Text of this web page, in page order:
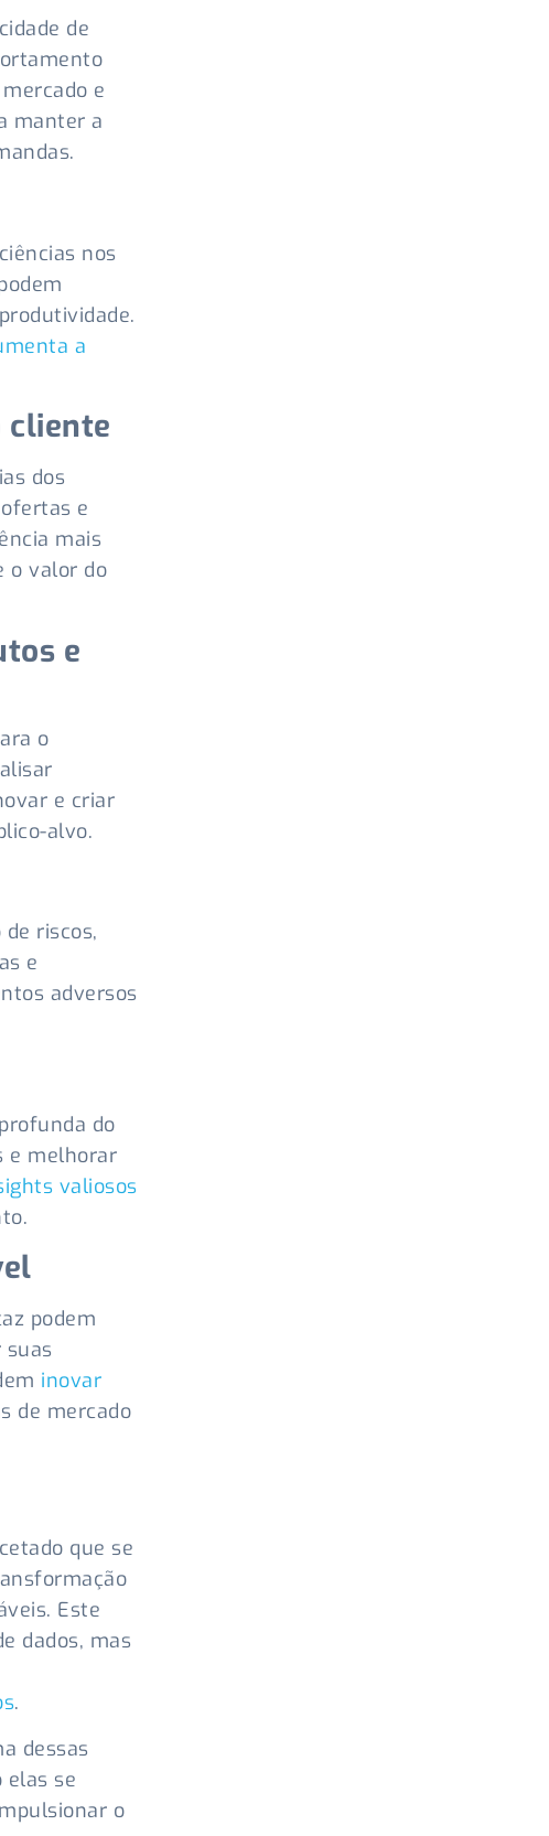
de
e
manter a
nos
a
cliente
dos
e
mais
o valor do
e
o
e criar
alvo.
riscos,
e
adversos
do
e melhorar
valiosos
podem
inovar
de mercado
que se
Este
dados, mas
.
dessas
elas se
o